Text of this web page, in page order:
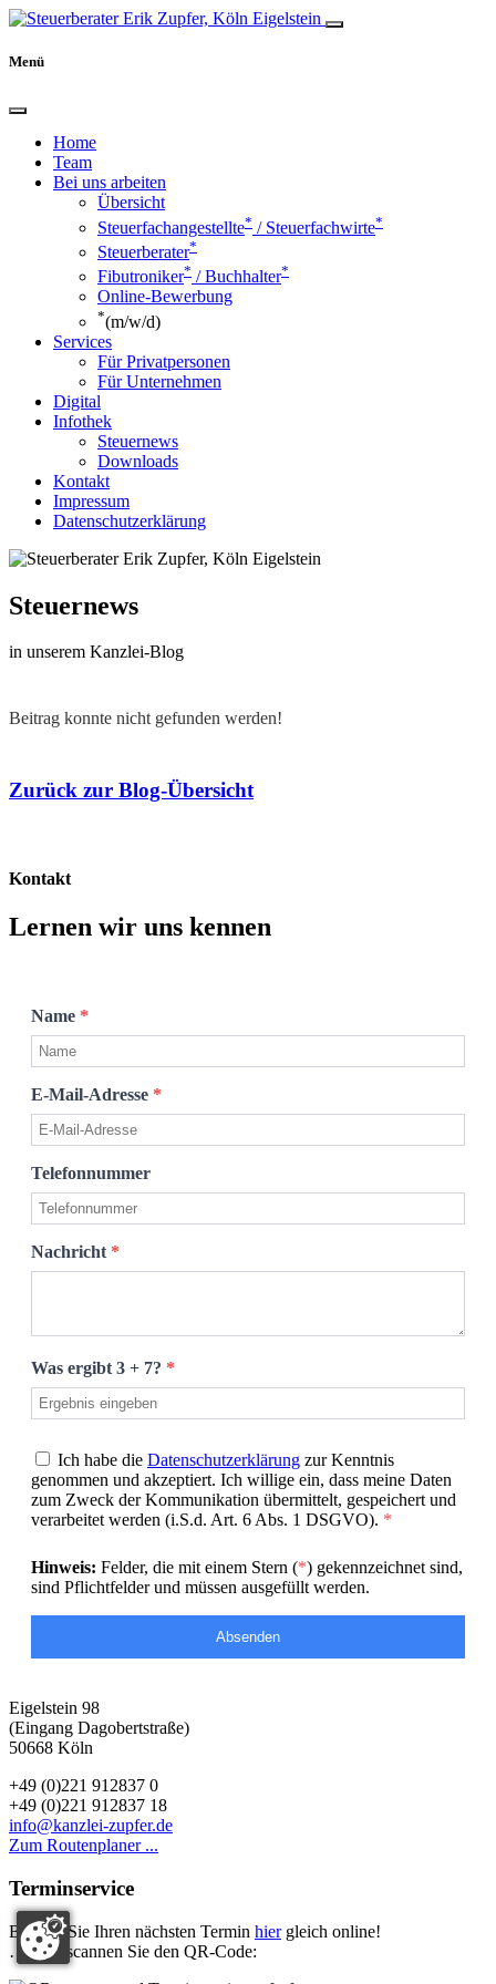
Menü
Home
Team
Bei uns arbeiten
Übersicht
Steuerfachangestellte* / Steuerfachwirte*
Steuerberater*
Fibutroniker* / Buchhalter*
Online-Bewerbung
*(m/w/d)
Services
Für Privatpersonen
Für Unternehmen
Digital
Infothek
Steuernews
Downloads
Kontakt
Impressum
Datenschutzerklärung
Steuernews
in unserem Kanzlei-Blog
Beitrag konnte nicht gefunden werden!
Zurück zur Blog-Übersicht
Kontakt
Lernen wir uns kennen
Name *
E-Mail-Adresse *
Telefonnummer
Nachricht *
Was ergibt 3 + 7? *
Ich habe die Datenschutzerklärung zur Kenntnis
genommen und akzeptiert. Ich willige ein, dass meine Daten
zum Zweck der Kommunikation übermittelt, gespeichert und
verarbeitet werden (i.S.d. Art. 6 Abs. 1 DSGVO). *
Hinweis: Felder, die mit einem Stern (*) gekennzeichnet sind,
sind Pflichtfelder und müssen ausgefüllt werden.
Absenden
Eigelstein 98
(Eingang Dagobertstraße)
50668 Köln
+49 (0)221 912837 0
+49 (0)221 912837 18
info@kanzlei-zupfer.de
Zum Routenplaner ...
Terminservice
Buchen Sie Ihren nächsten Termin hier gleich online!
… oder scannen Sie den QR-Code: